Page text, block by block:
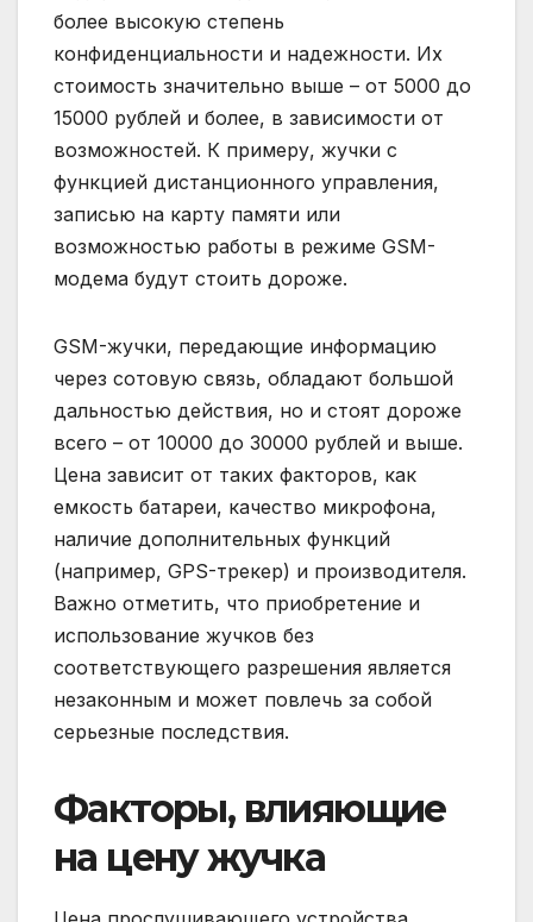
более высокую степень
конфиденциальности и надежности. Их
стоимость значительно выше – от 5000 до
15000 рублей и более, в зависимости от
возможностей. К примеру, жучки с
функцией дистанционного управления,
записью на карту памяти или
возможностью работы в режиме GSM-
модема будут стоить дороже.
GSM-жучки, передающие информацию
через сотовую связь, обладают большой
дальностью действия, но и стоят дороже
всего – от 10000 до 30000 рублей и выше.
Цена зависит от таких факторов, как
емкость батареи, качество микрофона,
наличие дополнительных функций
(например, GPS-трекер) и производителя.
Важно отметить, что приобретение и
использование жучков без
соответствующего разрешения является
незаконным и может повлечь за собой
серьезные последствия.
Факторы, влияющие
на цену жучка